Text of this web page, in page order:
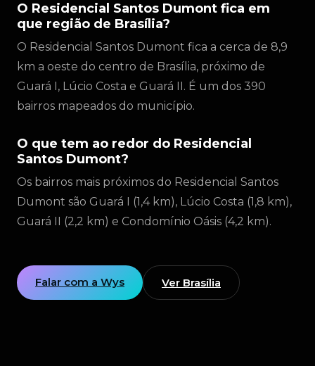
O Residencial Santos Dumont fica em
que região de Brasília?
O Residencial Santos Dumont fica a cerca de 8,9
km a oeste do centro de Brasília, próximo de
Guará I, Lúcio Costa e Guará II. É um dos 390
bairros mapeados do município.
O que tem ao redor do Residencial
Santos Dumont?
Os bairros mais próximos do Residencial Santos
Dumont são Guará I (1,4 km), Lúcio Costa (1,8 km),
Guará II (2,2 km) e Condomínio Oásis (4,2 km).
Falar com a Wys Ver Brasília